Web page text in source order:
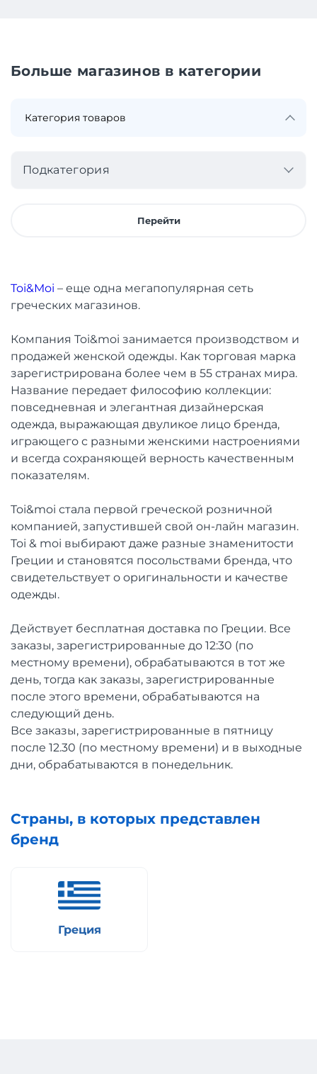
Больше магазинов в категории
Подкатегория
Перейти
Toi&Moi – еще одна мегапопулярная сеть
греческих магазинов.
Компания Toi&moi занимается производством и
продажей женской одежды. Как торговая марка
зарегистрирована более чем в 55 странах мира.
Название передает философию коллекции:
повседневная и элегантная дизайнерская
одежда, выражающая двуликое лицо бренда,
играющего с разными женскими настроениями
и всегда сохраняющей верность качественным
показателям.
Toi&moi стала первой греческой розничной
компанией, запустившей свой он-лайн магазин.
Toi & moi выбирают даже разные знаменитости
Греции и становятся посольствами бренда, что
свидетельствует о оригинальности и качестве
одежды.
Действует бесплатная доставка по Греции. Все
заказы, зарегистрированные до 12:30 (по
местному времени), обрабатываются в тот же
день, тогда как заказы, зарегистрированные
после этого времени, обрабатываются на
следующий день.
Все заказы, зарегистрированные в пятницу
после 12.30 (по местному времени) и в выходные
дни, обрабатываются в понедельник.
Страны, в которых представлен
бренд
Греция